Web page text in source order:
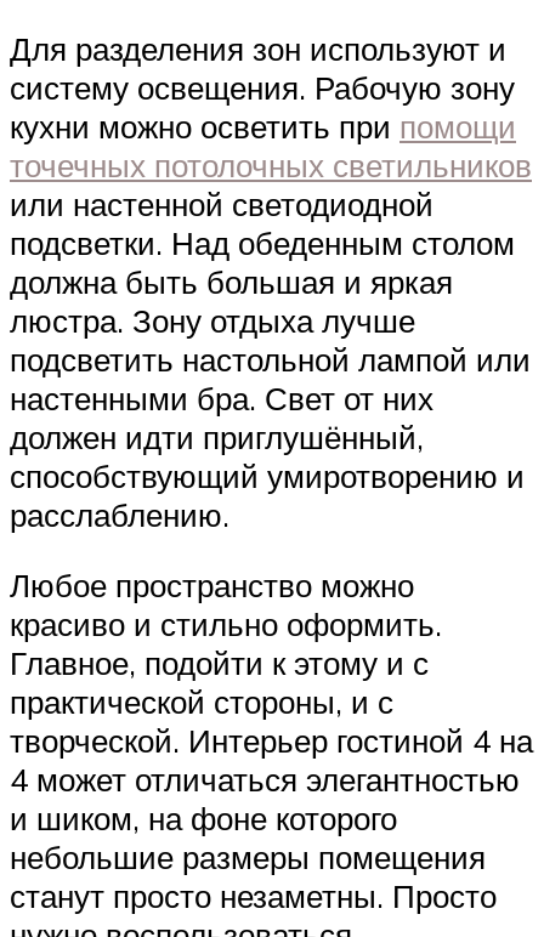
Для разделения зон используют и
систему освещения. Рабочую зону
кухни можно осветить при помощи
точечных потолочных светильников
или настенной светодиодной
подсветки. Над обеденным столом
должна быть большая и яркая
люстра. Зону отдыха лучше
подсветить настольной лампой или
настенными бра. Свет от них
должен идти приглушённый,
способствующий умиротворению и
расслаблению.
Любое пространство можно
красиво и стильно оформить.
Главное, подойти к этому и с
практической стороны, и с
творческой. Интерьер гостиной 4 на
4 может отличаться элегантностью
и шиком, на фоне которого
небольшие размеры помещения
станут просто незаметны. Просто